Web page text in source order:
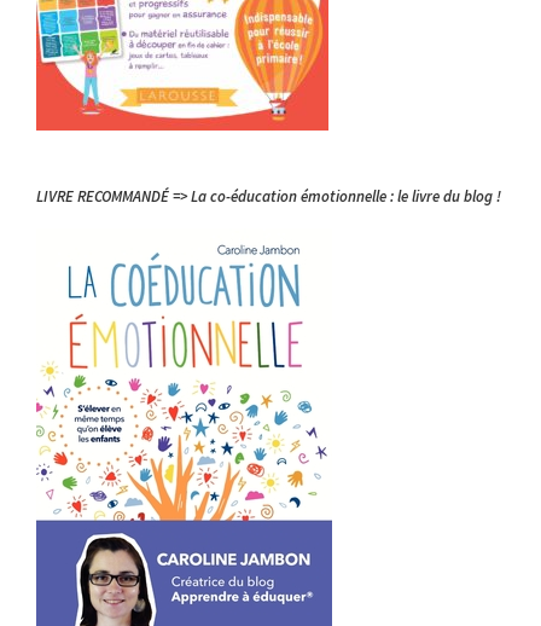
LIVRE RECOMMANDÉ => La co-éducation émotionnelle : le livre du blog !